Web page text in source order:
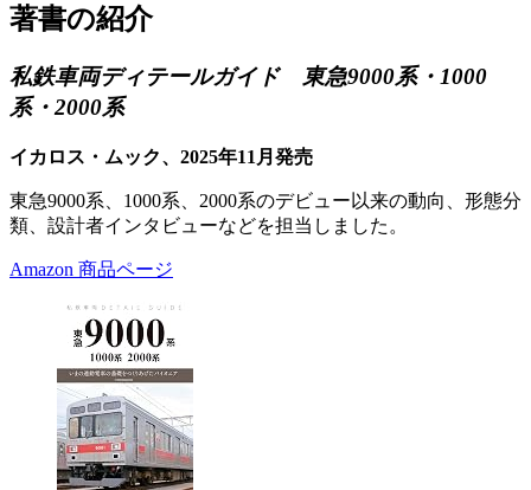
著書の紹介
私鉄車両ディテールガイド 東急9000系・1000
系・2000系
イカロス・ムック、2025年11月発売
東急9000系、1000系、2000系のデビュー以来の動向、形態分
類、設計者インタビューなどを担当しました。
Amazon 商品ページ